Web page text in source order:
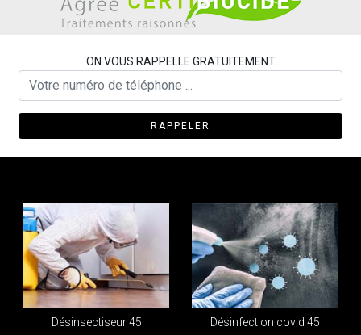
ON VOUS RAPPELLE GRATUITEMENT
Désinsectiseur 45 Désinfection covid 45